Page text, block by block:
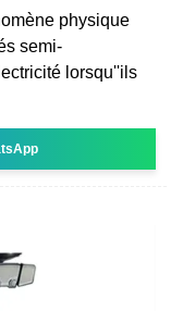
physique
semi-
lorsqu''ils